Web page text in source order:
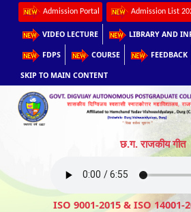
Admission Portal Admission List
VIDEO LECTURE LIBRARY AND
FDPS COURSE FEEDBACK
SKIP TO MAIN CONTENT
छ.ग. राजकीय गीत
ISO 9001-2015 & ISO